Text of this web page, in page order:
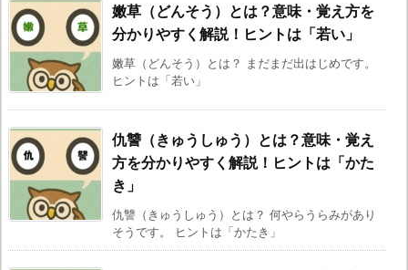
嫩草（どんそう）とは？意味・覚え方を
分かりやすく解説！ヒントは「若い」
嫩草（どんそう）とは？ まだまだ出はじめです。
ヒントは「若い」
仇讐（きゅうしゅう）とは？意味・覚え
方を分かりやすく解説！ヒントは「かた
き」
仇讐（きゅうしゅう）とは？ 何やらうらみがあり
そうです。 ヒントは「かたき」